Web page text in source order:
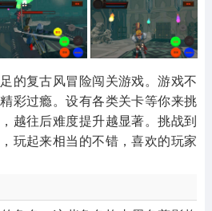
2716款应用
515款应用
游戏助手
515款应用
MOD游戏
1056款应用
的复古风冒险闯关游戏。游戏不
彩过瘾。设有各类关卡等你来挑
越往后难度提升越显著。挑战到
玩起来相当的不错，喜欢的玩家